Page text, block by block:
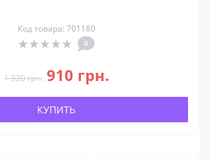
Код товара: 701180
0
1 320 грн. 910 грн.
КУПИТЬ